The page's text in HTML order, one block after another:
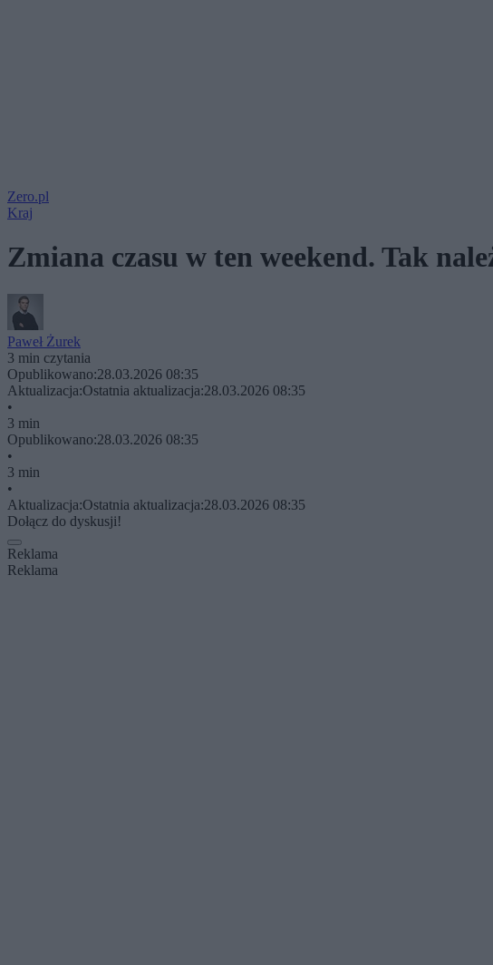
Zero.pl
Kraj
Zmiana czasu w ten weekend. Tak
Paweł Żurek
3 min czytania
Opublikowano:28.03.2026 08:35
Aktualizacja:Ostatnia aktualizacja:28.03.2026 08:35
•
3 min
Opublikowano:28.03.2026 08:35
•
3 min
•
Aktualizacja:Ostatnia aktualizacja:28.03.2026 08:35
Dołącz do dyskusji!
Reklama
Reklama